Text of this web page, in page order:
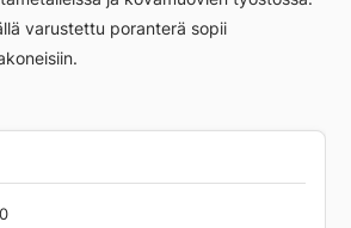
varustettu poranterä sopii